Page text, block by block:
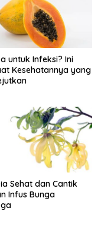
untuk Infeksi? Ini
Kesehatannya yang
Sehat dan Cantik
Infus Bunga